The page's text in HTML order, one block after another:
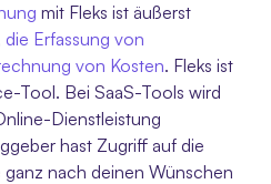
mit Fleks ist äußerst
die Erfassung von
von Kosten. Fleks ist
Tool. Bei SaaS-Tools wird
Dienstleistung
hast Zugriff auf die
nach deinen Wünschen